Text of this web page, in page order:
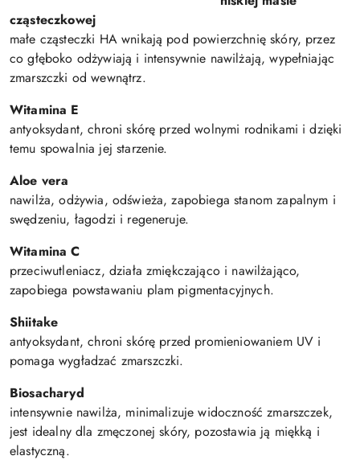
cząsteczkowej
małe cząsteczki HA wnikają pod powierzchnię skóry, przez
co głęboko odżywiają i intensywnie nawilżają, wypełniając
zmarszczki od wewnątrz.
Witamina E
antyoksydant, chroni skórę przed wolnymi rodnikami i dzięki
temu spowalnia jej starzenie.
Aloe vera
nawilża, odżywia, odświeża, zapobiega stanom zapalnym i
swędzeniu, łagodzi i regeneruje.
Witamina C
przeciwutleniacz, działa zmiękczająco i nawilżająco,
zapobiega powstawaniu plam pigmentacyjnych.
Shiitake
antyoksydant, chroni skórę przed promieniowaniem UV i
pomaga wygładzać zmarszczki.
Biosacharyd
intensywnie nawilża, minimalizuje widoczność zmarszczek,
jest idealny dla zmęczonej skóry, pozostawia ją miękką i
elastyczną.